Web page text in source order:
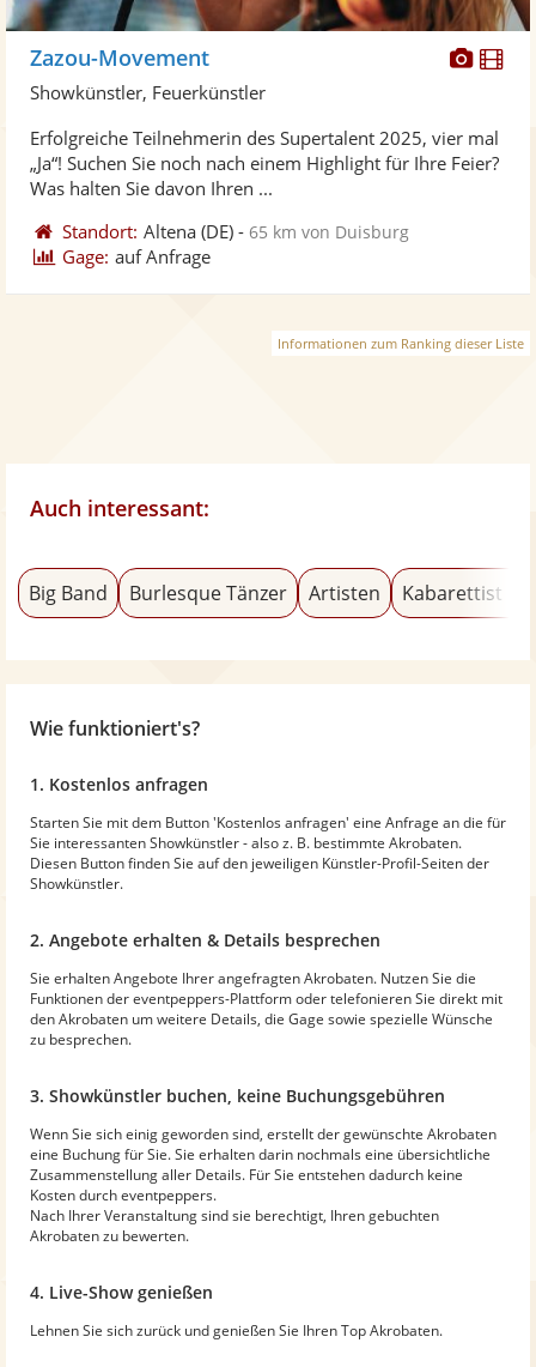
Fotos
Zazou-Movement
Showkünstler, Feuerkünstler
Erfolgreiche Teilnehmerin des Supertalent 2025, vier mal
„Ja“! Suchen Sie noch nach einem Highlight für Ihre Feier?
Was halten Sie davon Ihren ...
Standort: Altena (DE) -65 km von Duisburg
Gage: auf Anfrage
Informationen zum Ranking dieser Liste
Auch interessant:
Big Band Burlesque Tänzer Artisten Kabarettist &
Wie funktioniert's?
1. Kostenlos anfragen
Starten Sie mit dem Button 'Kostenlos anfragen' eine Anfrage an die für
Sie interessanten Showkünstler - also z. B. bestimmte Akrobaten.
Diesen Button finden Sie auf den jeweiligen Künstler-Profil-Seiten der
Showkünstler.
2. Angebote erhalten & Details besprechen
Sie erhalten Angebote Ihrer angefragten Akrobaten. Nutzen Sie die
Funktionen der eventpeppers-Plattform oder telefonieren Sie direkt mit
den Akrobaten um weitere Details, die Gage sowie spezielle Wünsche
zu besprechen.
3. Showkünstler buchen, keine Buchungsgebühren
Wenn Sie sich einig geworden sind, erstellt der gewünschte Akrobaten
eine Buchung für Sie. Sie erhalten darin nochmals eine übersichtliche
Zusammenstellung aller Details. Für Sie entstehen dadurch keine
Kosten durch eventpeppers.
Nach Ihrer Veranstaltung sind sie berechtigt, Ihren gebuchten
Akrobaten zu bewerten.
4. Live-Show genießen
Lehnen Sie sich zurück und genießen Sie Ihren Top Akrobaten.